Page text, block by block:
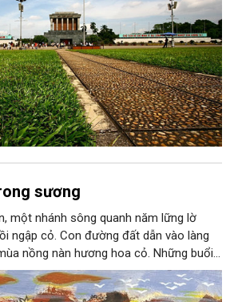
sương
một nhánh sông quanh năm lững lờ
ngập cỏ. Con đường đất dẫn vào làng
nồng nàn hương hoa cỏ. Những buổi
dịu xuống phía cuối sông, đám hoa tím
vừa rắc lên một lớp khói.